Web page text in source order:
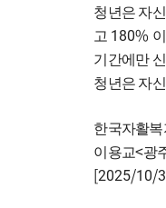
청년은 자
고 180%
기간에만
청년은 자
한국자활복
이용교<광
[2025/10/